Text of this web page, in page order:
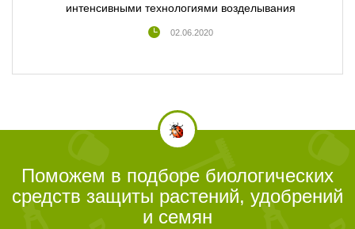
интенсивными технологиями возделывания
02.06.2020
Поможем в подборе биологических
средств защиты растений, удобрений
и семян